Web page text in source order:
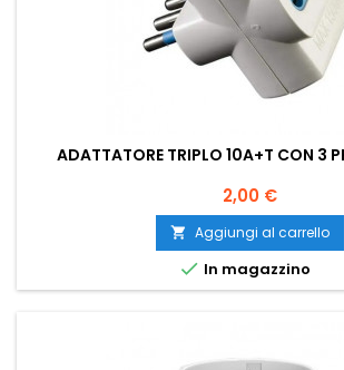
ADATTATORE TRIPLO 10A+T CON 3
Prezzo
2,00 €
 Aggiungi al carrello
 In magazzino